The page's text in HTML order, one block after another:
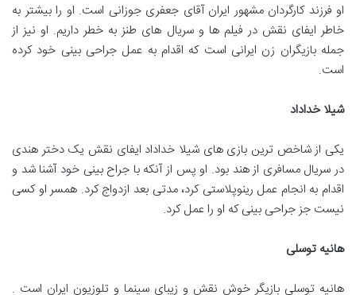
او فرزند کارگردان مشهور ایران آقای جعفری جوزانی است. او را بیشتر به
خاطر ایفای نقش در فیلم ها و سریال های طنز به خطر داریم. او نیز از
جمله بازیگران زن ایرانی است که اقدام به عمل جراحی بینی خود کرده
است.
شیلا خداداد
یکی از شاخص ترین بازی های شیلا خداداد ایفای نقش یک دختر هندی
در سریال مسافری از هند بود. او پس از آنکه با جراح بینی خود آشنا شد و
اقدام به انجام عمل رینوپلاستی کرد، مدتی بعد ازدواج کرد. همسر او کسی
نیست جز جراحی بینی که او را عمل کرد.
هانیه توسلی
هانیه توسلی بازیگر خوش نقش و زیبای سینما و تلوزیون ایران است .